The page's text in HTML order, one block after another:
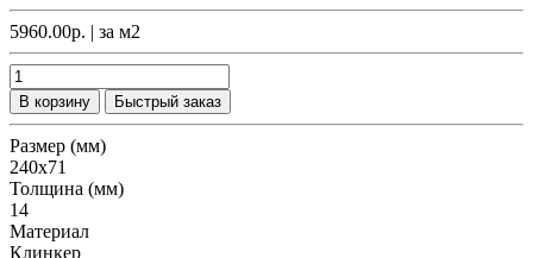
5960.00р. | за м2
В корзину Быстрый заказ
Размер (мм)
240х71
Толщина (мм)
14
Материал
Клинкер